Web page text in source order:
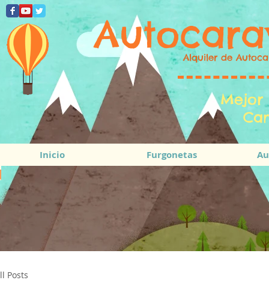
Alquiler de
Mejor
Inicio Furgonetas
Posts